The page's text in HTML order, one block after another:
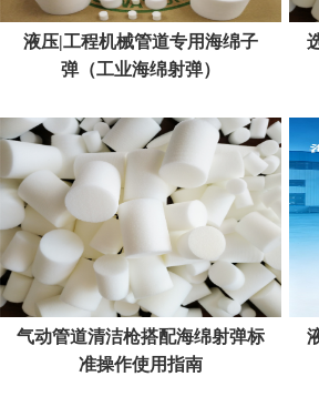
液压|工程机械管道专用海绵子
弹（工业海绵射弹）
气动管道清洁枪搭配海绵射弹标
准操作使用指南